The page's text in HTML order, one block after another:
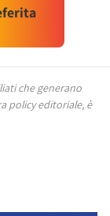
che generano
policy editoriale, è